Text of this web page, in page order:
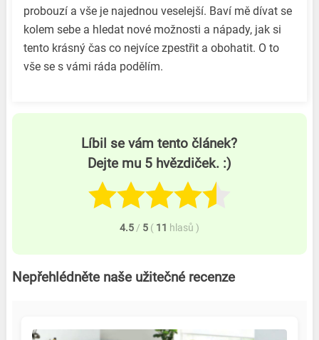
probouzí a vše je najednou veselejší. Baví mě dívat se
kolem sebe a hledat nové možnosti a nápady, jak si
tento krásný čas co nejvíce zpestřit a obohatit. O to
vše se s vámi ráda podělím.
Líbil se vám tento článek?
Dejte mu 5 hvězdiček. :)
4.5 / 5 ( 11 hlasů )
Nepřehlédněte naše užitečné recenze